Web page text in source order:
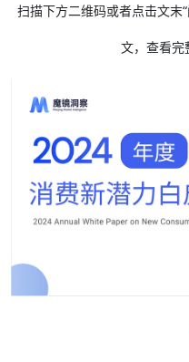
扫描下方二维码或者点击文末
文，查看完